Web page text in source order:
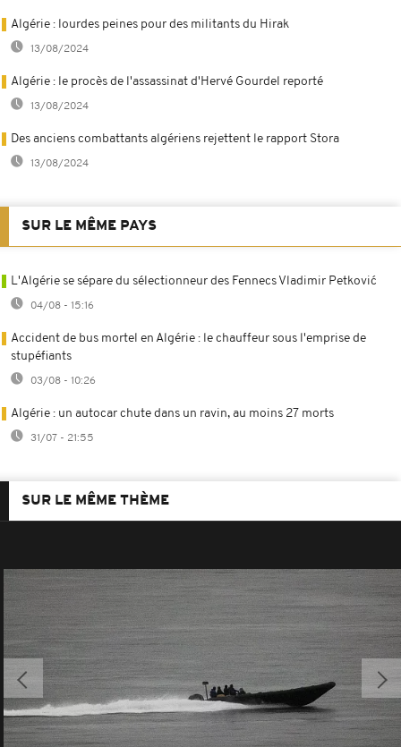
Algérie : lourdes peines pour des militants du Hirak
13/08/2024
Algérie : le procès de l'assassinat d'Hervé Gourdel reporté
13/08/2024
Des anciens combattants algériens rejettent le rapport Stora
13/08/2024
SUR LE MÊME PAYS
L'Algérie se sépare du sélectionneur des Fennecs Vladimir Petković
04/08 - 15:16
Accident de bus mortel en Algérie : le chauffeur sous l'emprise de
stupéfiants
03/08 - 10:26
Algérie : un autocar chute dans un ravin, au moins 27 morts
31/07 - 21:55
SUR LE MÊME THÈME